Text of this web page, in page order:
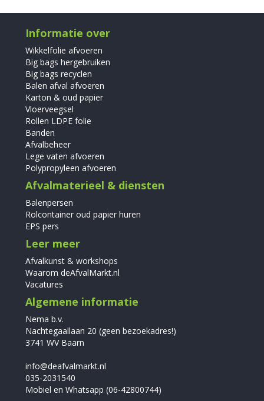
Informatie over
Wikkelfolie afvoeren
Big bags hergebruiken
Big bags recyclen
Balen afval afvoeren
Karton & oud papier
Vloerveegsel
Rollen LDPE folie
Banden
Afvalbeheer
Lege vaten afvoeren
Polypropyleen afvoeren
Afvalmaterieel & diensten
Balenpersen
Rolcontainer oud papier huren
EPS pers
Leer meer
Afvalkunst & workshops
Waarom deAfvalMarkt.nl
Vacatures
Algemene informatie
Nema b.v.
Nachtegaallaan 20 (geen bezoekadres!)
3741 WV Baarn
info@deafvalmarkt.nl
035-2031540
Mobiel en Whatsapp (06-42800744)